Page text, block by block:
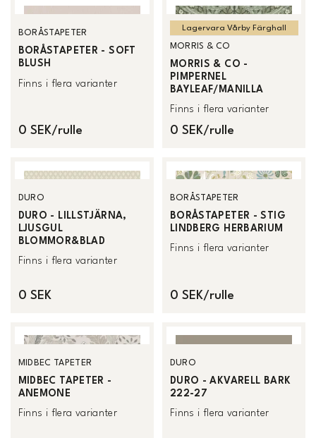
BORÅSTAPETER
BORÅSTAPETER - SOFT
BLUSH
Finns i flera varianter
0 SEK/rulle
Lagervara Vårby Färghall
MORRIS & CO
MORRIS & CO -
PIMPERNEL
BAYLEAF/MANILLA
Finns i flera varianter
0 SEK/rulle
DURO
DURO - LILLSTJÄRNA,
LJUSGUL
BLOMMOR&BLAD
Finns i flera varianter
0 SEK
BORÅSTAPETER
BORÅSTAPETER - STIG
LINDBERG HERBARIUM
Finns i flera varianter
0 SEK/rulle
MIDBEC TAPETER
MIDBEC TAPETER -
ANEMONE
Finns i flera varianter
DURO
DURO - AKVARELL BARK
222-27
Finns i flera varianter